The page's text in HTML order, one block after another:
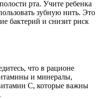
рта. Учите ребенка
зубную нить. Это
бактерий и снизит риск
что в рационе
и минералы,
C, которые важны